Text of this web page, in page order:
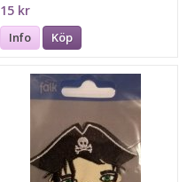
15 kr
Info Köp